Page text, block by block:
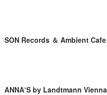
SON Records ＆ Ambient Cafe
ANNA‘S by Landtmann Vienna